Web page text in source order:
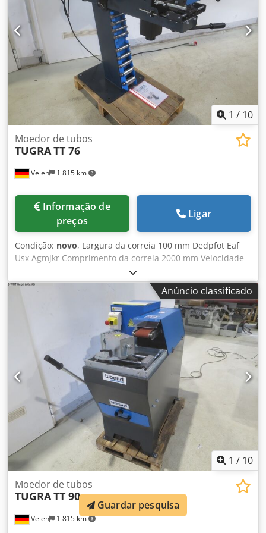
1 / 10
Velen 1 815 km
Moedor de tubos
TUGRATT 76
preços
Ligar
Condição: novo, Largura da correia 100 mm Dedpfot Eaf
Usx Agmjkr Comprimento da correia 2000 mm Velocidade
da correia m/s Diâmetro do tubo 16,5 - 76 mm Ângulo
ajustável de - a 0 - 65 graus Tensão de alimentação 400 V
Potência total necessária 2,2 kW Peso da máquina aprox.
0,17 toneladas Espaço necessário aprox. 1,3 x 0,7 x 1,1 m
Máquina de retificação de tubos com 10 rolos de
retificação: 16,5 - 18,5 - 22,5 - 29,5 - 35 - 39,5 - 45,5 - 9,5 -
57,5 - 73,5 mm Gama de fixação de tubos 90 mm
Documentação (Inglês)
Anúncio classificado
1 / 10
Velen 1 815 km
Moedor de tubos
TUGRATT 90
Guardar pesquisa